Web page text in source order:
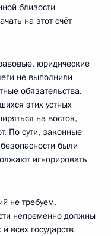
близости
на этот счёт
юридические
не выполнили
обязательства.
этих устных
на восток,
По сути, законные
были
игнорировать
не требуем.
непременно должны
всех государств